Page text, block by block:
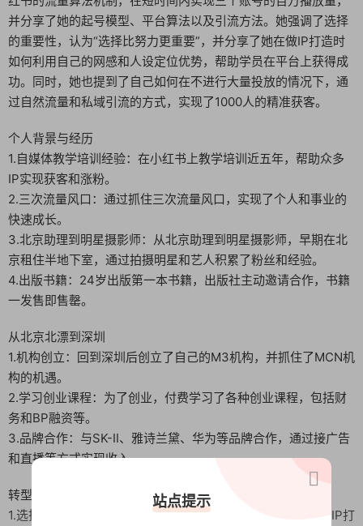
并分享了她的起号模型、平台算法以及引流方法。她强调了选择
的重要性，认为“选择比努力更重要”，并分享了她在做IP打造时
如何利用自己的网感和人设定位优势，帮助学员在平台上获得成
功。同时，她也提到了自己如何在不进行大量投放的情况下，通
过自然流量和私域引流的方式，实现了1000人的精准获客。
个人背景与经历
1.自媒体教学培训经验：在小红书上教学培训近五年，帮助众多
IP实现获客和涨粉。
2.三次流量风口：通过抓住三次流量风口，实现了个人和事业的
快速成长。
3.北京助理到明星摄影师：从北京助理到明星摄影师，早期在北
京租住半地下室，通过拍摄明星和艺人积累了粉丝和经验。
4.出版书籍：24岁出版第一本书籍，出版社主动邀请合作，书籍
一发售即售罄。
从北京北漂到深圳
1.机构创立：回到深圳后创立了自己的M3机构，并抓住了MCN机
构的机遇。
2.学习创业课程：为了创业，付费学习了各种创业课程，包括财
务和BP融资等。
3.品牌合作：与SK-II、雅诗兰黛、华为等品牌合作，通过接广告
和直播等方式实现收入。
转型IP打造老师
1.选择IP打造：发现网感对于互联网内容的重要性，并转型为IP打
站点提示